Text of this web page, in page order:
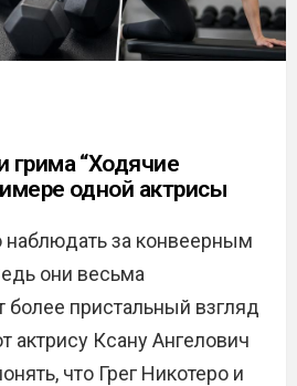
грима “Ходячие
одной актрисы
наблюдать за конвеерным
они весьма
более пристальный взгляд
актрису Ксану Ангелович
что Грег Никотеро и